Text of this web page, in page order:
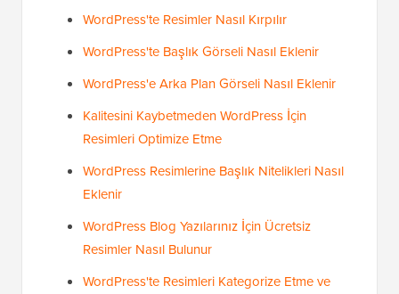
WordPress'te Resimler Nasıl Kırpılır
WordPress'te Başlık Görseli Nasıl Eklenir
WordPress'e Arka Plan Görseli Nasıl Eklenir
Kalitesini Kaybetmeden WordPress İçin
Resimleri Optimize Etme
WordPress Resimlerine Başlık Nitelikleri Nasıl
Eklenir
WordPress Blog Yazılarınız İçin Ücretsiz
Resimler Nasıl Bulunur
WordPress'te Resimleri Kategorize Etme ve